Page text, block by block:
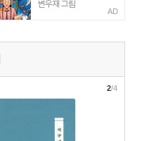
AD
2/4